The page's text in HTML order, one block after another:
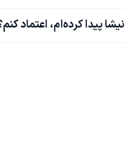
کرده‌ام، اعتماد